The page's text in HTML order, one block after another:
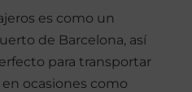
es como un
de Barcelona, así
para transportar
ocasiones como